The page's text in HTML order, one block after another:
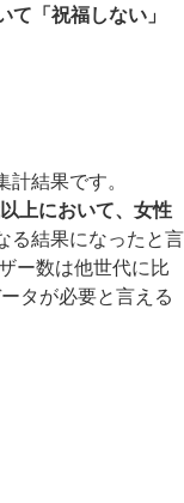
「祝福しない」
結果です。
上において、女性
る結果になったと言
ー数は他世代に比
タが必要と言える